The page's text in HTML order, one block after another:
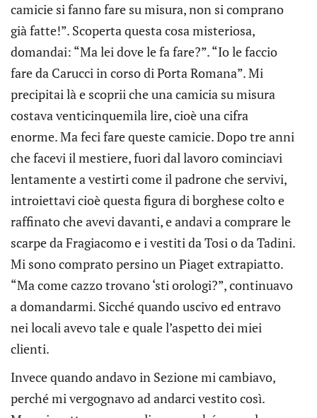
camicie si fanno fare su misura, non si comprano
già fatte!”. Scoperta questa cosa misteriosa,
domandai: “Ma lei dove le fa fare?”. “Io le faccio
fare da Carucci in corso di Porta Romana”. Mi
precipitai là e scoprii che una camicia su misura
costava venticinquemila lire, cioè una cifra
enorme. Ma feci fare queste camicie. Dopo tre anni
che facevi il mestiere, fuori dal lavoro cominciavi
lentamente a vestirti come il padrone che servivi,
introiettavi cioè questa figura di borghese colto e
raffinato che avevi davanti, e andavi a comprare le
scarpe da Fragiacomo e i vestiti da Tosi o da Tadini.
Mi sono comprato persino un Piaget extrapiatto.
“Ma come cazzo trovano ‘sti orologi?”, continuavo
a domandarmi. Sicché quando uscivo ed entravo
nei locali avevo tale e quale l’aspetto dei miei
clienti.
Invece quando andavo in Sezione mi cambiavo,
perché mi vergognavo ad andarci vestito così.